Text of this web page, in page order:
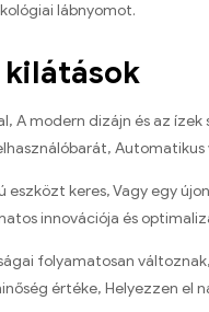
lábnyomot.
kilátások
A modern dizájn és az
eszközt keres, Vagy egy
innovációja és
folyamatosan
értéke, Helyezzen el